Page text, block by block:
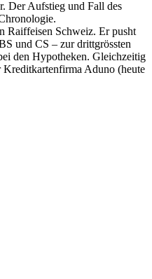
Der Aufstieg und Fall des
Raiffeisen Schweiz. Er pusht
und CS – zur drittgrössten
den Hypotheken. Gleichzeitig
Kreditkartenfirma Aduno (heute